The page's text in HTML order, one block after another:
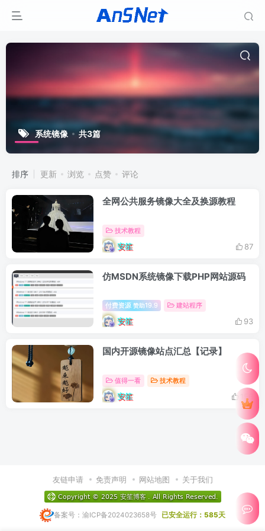
系统镜像 共3篇
排序 更新 浏览 点赞 评论
全网公共服务镜像大全及换源教程
技术教程
安笙 87
仿MSDN系统镜像下载PHP网站源码
付费资源 赞助19.9 建站程序
安笙 93
国内开源镜像站点汇总【记录】
值得一看 技术教程
安笙 156
友链申请 免责声明 网站地图 关于我们
备案号：渝ICP备2024023658号 已安全运行：585天